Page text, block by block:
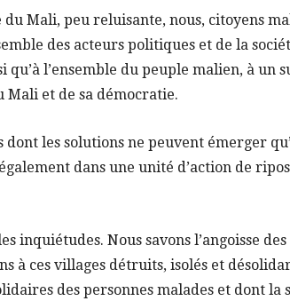
Mali, peu reluisante, nous, citoyens
des acteurs politiques et de la
qu’à l’ensemble du peuple malien, à un
Mali et de sa démocratie.
les solutions ne peuvent émerger
dans une unité d’action de
inquiétudes. Nous savons l’angoisse
à ces villages détruits, isolés et
des personnes malades et dont la